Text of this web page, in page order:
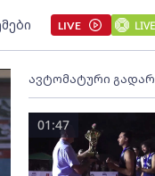
LIVE
ავტომატური
01:47